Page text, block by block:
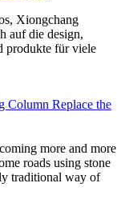
Xiongchang
auf die design,
produkte für viele
Replace the
more and more
roads using stone
traditional way of